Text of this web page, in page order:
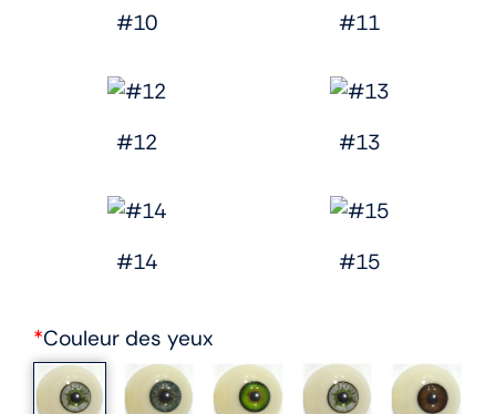
#10 #11
#12 #13
#14 #15
*Couleur des yeux